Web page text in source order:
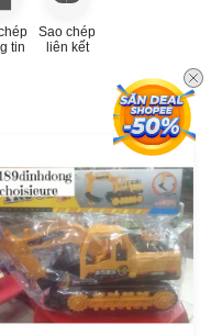
tin
Sao chép
liên kết